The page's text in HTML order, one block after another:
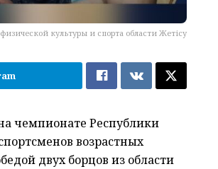
культуры и спорта области Жетісу
чемпионате Республики
возрастных
двух борцов из области